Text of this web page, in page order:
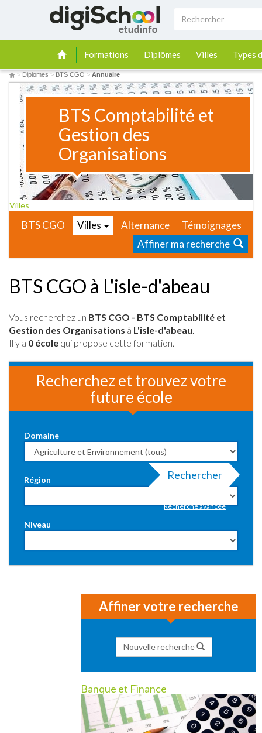
Formations Diplômes Villes Types
> Diplomes > BTS CGO > Annuaire
BTS Comptabilité et
Gestion des
Organisations
Villes
BTS CGO Villes Alternance
Témoignages
Affiner ma recherche
BTS CGO à L'isle-d'abeau
Vous recherchez un BTS CGO - BTS Comptabilité et
Gestion des Organisations à L'isle-d'abeau.
Il y a 0 école qui propose cette formation.
Recherchez et trouvez votre
future école
Domaine
Région
Niveau
Rechercher
Recherche avancée
Affiner votre recherche
Nouvelle recherche
Banque et Finance